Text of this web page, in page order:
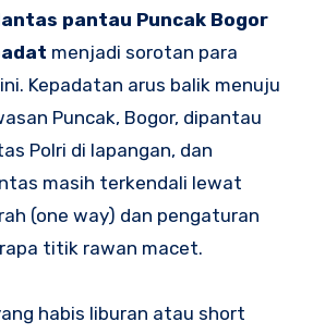
pantau Puncak Bogor
menjadi sorotan para
Kepadatan arus balik menuju
Puncak, Bogor, dipantau
Polri di lapangan, dan
masih terkendali lewat
(one way) dan pengaturan
titik rawan macet.
habis liburan atau short